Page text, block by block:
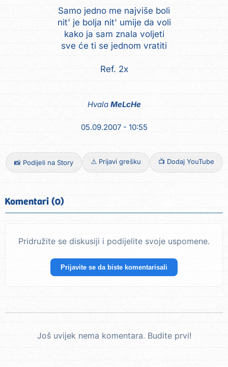
Samo jedno me najviše boli
nit' je bolja nit' umije da voli
kako ja sam znala voljeti
sve će ti se jednom vratiti
Ref. 2x
Hvala MeLcHe
05.09.2007 - 10:55
📸 Podijeli na Story ⚠️ Prijavi grešku 📺 Dodaj YouTube
Komentari (0)
Pridružite se diskusiji i podijelite svoje uspomene.
Prijavite se da biste komentarisali
Još uvijek nema komentara. Budite prvi!